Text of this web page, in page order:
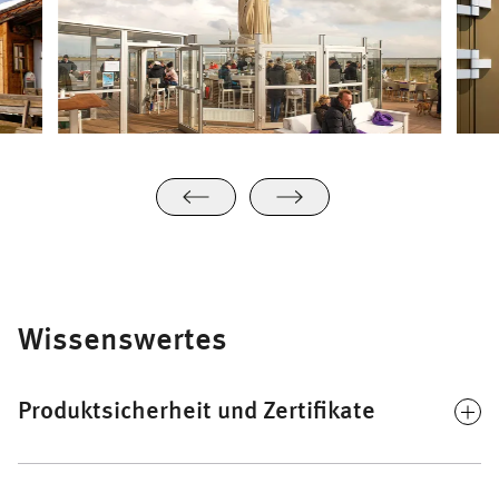
Wissenswertes
Produktsicherheit und Zertifikate